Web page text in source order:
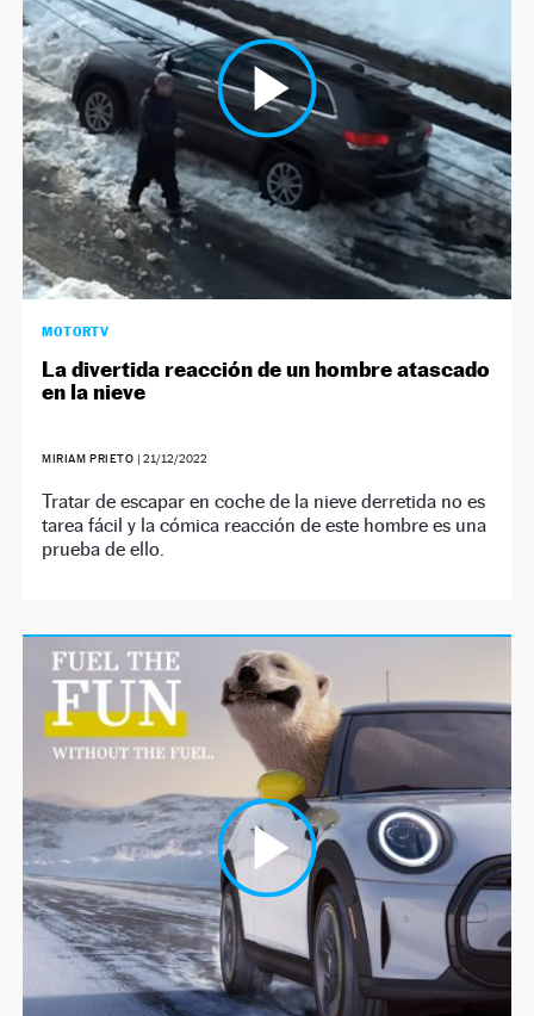
MOTORTV
La divertida reacción de un hombre atascado
en la nieve
MIRIAM PRIETO | 21/12/2022
Tratar de escapar en coche de la nieve derretida no es
tarea fácil y la cómica reacción de este hombre es una
prueba de ello.